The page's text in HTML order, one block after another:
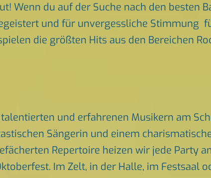
Wenn du auf der Suche nach den besten
und für unvergessliche Stimmung
die größten Hits aus den Bereichen
und erfahrenen Musikern am
Sängerin und einem
Repertoire heizen wir jede Party
Im Zelt, in der Halle, im Festsaal